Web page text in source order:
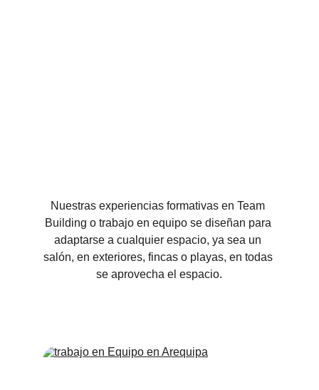
Nuestras experiencias formativas en Team
Building o trabajo en equipo se diseñan para
adaptarse a cualquier espacio, ya sea un
salón, en exteriores, fincas o playas, en todas
se aprovecha el espacio.